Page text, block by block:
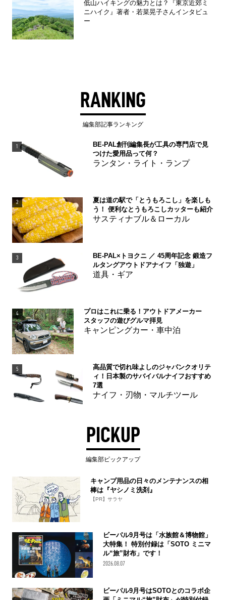
低山ハイキングの魅力とは？『東京近郊ミ
ニハイク』著者・若菜晃子さんインタビュ
ー
RANKING
編集部記事ランキング
1
BE-PAL創刊編集長が工具の専門店で見
つけた愛用品って何？
ランタン・ライト・ランプ
2
夏は道の駅で「とうもろこし」を楽しも
う！ 便利なとうもろこしカッターも紹介
サスティナブル＆ローカル
3
BE-PAL×トヨクニ ／ 45周年記念 鍛造フ
ルタングアウトドアナイフ「独遊」
道具・ギア
4
プロはこれに乗る！アウトドアメーカー
スタッフの遊びグルマ拝見
キャンピングカー・車中泊
5
高品質で切れ味よしのジャパンクオリテ
ィ！日本製のサバイバルナイフおすすめ
7選
ナイフ・刃物・マルチツール
PICKUP
編集部ピックアップ
キャンプ用品の日々のメンテナンスの相
棒は『ヤシノミ洗剤』
【PR】サラヤ
ビーパル9月号は「水族館＆博物館」
大特集！ 特別付録は「SOTO ミニマ
ル“旅”財布」です！
2026.08.07
ビーパル9月号はSOTOとのコラボ企